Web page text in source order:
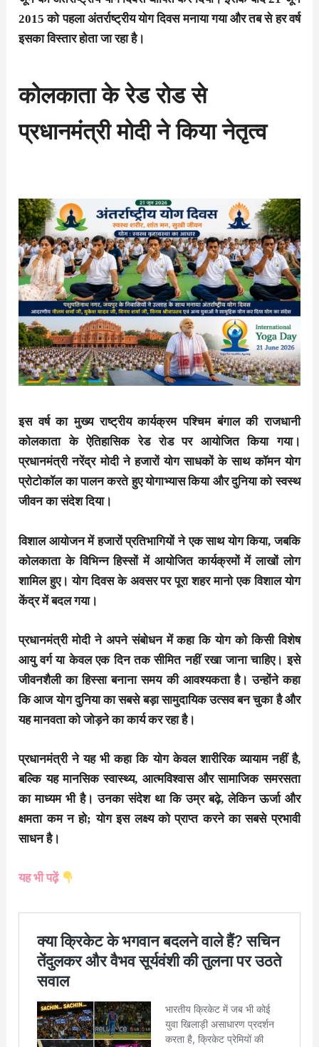
2015 को पहला अंतर्राष्ट्रीय योग दिवस मनाया गया और तब से हर वर्ष
इसका विस्तार होता जा रहा है।
कोलकाता के रेड रोड से
प्रधानमंत्री मोदी ने किया नेतृत्व
इस वर्ष का मुख्य राष्ट्रीय कार्यक्रम पश्चिम बंगाल की राजधानी
कोलकाता के ऐतिहासिक रेड रोड पर आयोजित किया गया।
प्रधानमंत्री नरेंद्र मोदी ने हजारों योग साधकों के साथ कॉमन योग
प्रोटोकॉल का पालन करते हुए योगाभ्यास किया और दुनिया को स्वस्थ
जीवन का संदेश दिया।
विशाल आयोजन में हजारों प्रतिभागियों ने एक साथ योग किया, जबकि
कोलकाता के विभिन्न हिस्सों में आयोजित कार्यक्रमों में लाखों लोग
शामिल हुए। योग दिवस के अवसर पर पूरा शहर मानो एक विशाल योग
केंद्र में बदल गया।
प्रधानमंत्री मोदी ने अपने संबोधन में कहा कि योग को किसी विशेष
आयु वर्ग या केवल एक दिन तक सीमित नहीं रखा जाना चाहिए। इसे
जीवनशैली का हिस्सा बनाना समय की आवश्यकता है। उन्होंने कहा
कि आज योग दुनिया का सबसे बड़ा सामुदायिक उत्सव बन चुका है और
यह मानवता को जोड़ने का कार्य कर रहा है।
प्रधानमंत्री ने यह भी कहा कि योग केवल शारीरिक व्यायाम नहीं है,
बल्कि यह मानसिक स्वास्थ्य, आत्मविश्वास और सामाजिक समरसता
का माध्यम भी है। उनका संदेश था कि उम्र बढ़े, लेकिन ऊर्जा और
क्षमता कम न हो; योग इस लक्ष्य को प्राप्त करने का सबसे प्रभावी
साधन है।
यह भी पढ़ें